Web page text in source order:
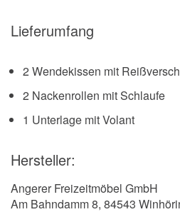
Lieferumfang
2 Wendekissen mit
2 Nackenrollen mit Schlaufe
1 Unterlage mit Volant
Hersteller:
Angerer Freizeitmöbel GmbH
Am Bahndamm 8, 84543